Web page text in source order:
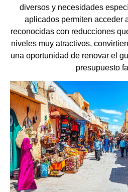
diversos y necesidades
aplicados permiten acceder
reconocidas con reducciones
niveles muy atractivos,
una oportunidad de renovar el
presupuesto